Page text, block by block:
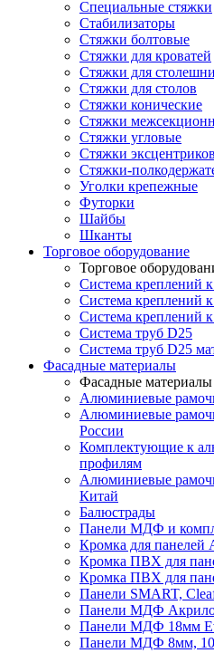
Специальные стяжки
Стабилизаторы
Стяжки болтовые
Стяжки для кроватей
Стяжки для
Стяжки для столов
Стяжки конические
Стяжки
Стяжки угловые
Стяжки
Стяжки-
Уголки крепежные
Футорки
Шайбы
Шканты
Торговое оборудование
Торговое
Система креплений
Система креплений
Система креплений
Система труб D25
Система труб D25
Фасадные материалы
Фасадные материалы
Алюминиевые
Алюминиевые
России
Комплектующие к
профилям
Алюминиевые
Китай
Балюстрады
Панели МДФ и
Кромка для
Кромка ПВХ для
Кромка ПВХ для
Панели SMART,
Панели МДФ
Панели МДФ 18мм
Панели МДФ 8мм,